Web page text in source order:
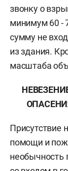
звонку о
минимум 60 -
сумму не
из здания.
масштаба
Присутствие
помощи и
необычность